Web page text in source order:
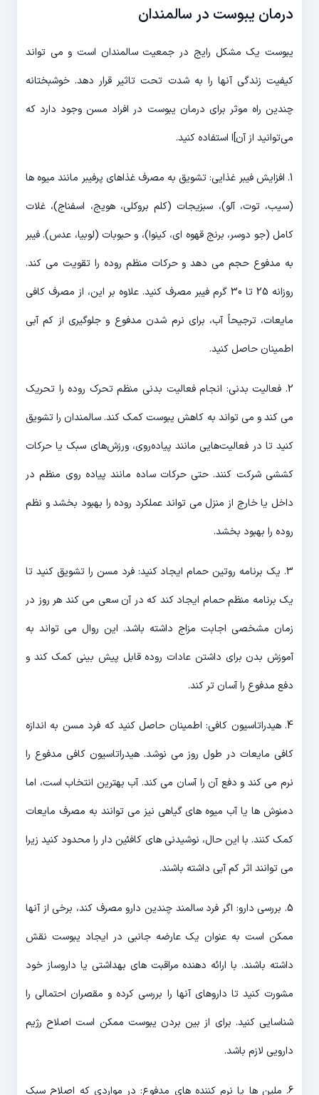
درمان یبوست در سالمندان
یبوست یک مشکل رایج در جمعیت سالمندان است و می تواند
کیفیت زندگی آنها را به شدت تحت تاثیر قرار دهد. خوشبختانه
چندین راه موثر برای درمان یبوست در افراد مسن وجود دارد که
می‌توانید از آن‌]ا استفاده کنید.
1. افزایش فیبر غذایی: تشویق به مصرف غذاهای پرفیبر مانند میوه ها
(سیب، توت، آلو)، سبزیجات (کلم بروکلی، هویج، اسفناج)، غلات
کامل (جو دوسر، برنج قهوه ای، کینوا)، و حبوبات (لوبیا، عدس). فیبر
به مدفوع حجم می دهد و حرکات منظم روده را تقویت می کند.
روزانه 25 تا 30 گرم فیبر مصرف کنید. علاوه بر این، از مصرف کافی
مایعات، ترجیحاً آب، برای نرم شدن مدفوع و جلوگیری از کم آبی
اطمینان حاصل کنید.
2. فعالیت بدنی: انجام فعالیت بدنی منظم تحرک روده را تحریک
می کند و می تواند به کاهش یبوست کمک کند. سالمندان را تشویق
کنید تا در فعالیت‌هایی مانند پیاده‌روی، ورزش‌های سبک یا حرکات
کششی شرکت کنند. حتی حرکات ساده مانند پیاده روی منظم در
داخل یا خارج از منزل می تواند عملکرد روده را بهبود بخشد و نظم
روده را بهبود بخشد.
3. یک برنامه روتین حمام ایجاد کنید: فرد مسن را تشویق کنید تا
یک برنامه منظم حمام ایجاد کند که در آن سعی می کند هر روز در
زمان مشخصی اجابت مزاج داشته باشد. این روال می تواند به
آموزش بدن برای داشتن عادات روده قابل پیش بینی کمک کند و
دفع مدفوع را آسان تر کند.
4. هیدراتاسیون کافی: اطمینان حاصل کنید که فرد مسن به اندازه
کافی مایعات در طول روز می نوشد. هیدراتاسیون کافی مدفوع را
نرم می کند و دفع آن را آسان می کند. آب بهترین انتخاب است، اما
دمنوش ها یا آب میوه های گیاهی نیز می توانند به مصرف مایعات
کمک کنند. با این حال، نوشیدنی های کافئین دار را محدود کنید زیرا
می توانند اثر کم آبی داشته باشند.
5. بررسی دارو: اگر فرد سالمند چندین دارو مصرف کند، برخی از آنها
ممکن است به عنوان یک عارضه جانبی در ایجاد یبوست نقش
داشته باشند. با ارائه دهنده مراقبت های بهداشتی یا داروساز خود
مشورت کنید تا داروهای آنها را بررسی کرده و مقصران احتمالی را
شناسایی کنید. برای از بین بردن یبوست ممکن است اصلاح رژیم
دارویی لازم باشد.
6. ملین ها یا نرم کننده های مدفوع: در مواردی که اصلاح سبک